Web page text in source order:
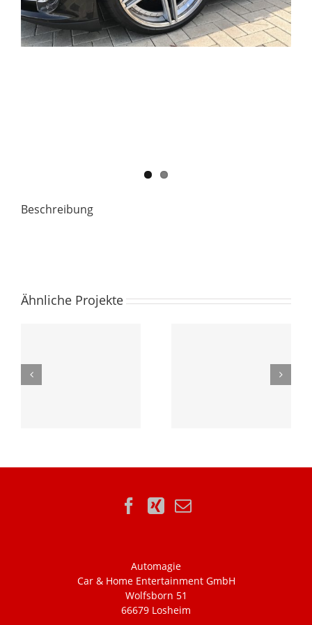
Beschreibung
Ähnliche Projekte
Automagie
Car & Home Entertainment GmbH
Wolfsborn 51
66679 Losheim